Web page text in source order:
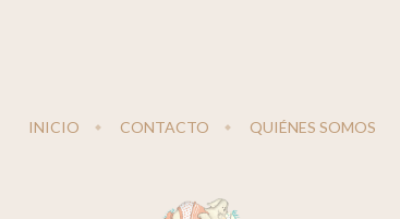
INICIO CONTACTO QUIÉNES SOMOS